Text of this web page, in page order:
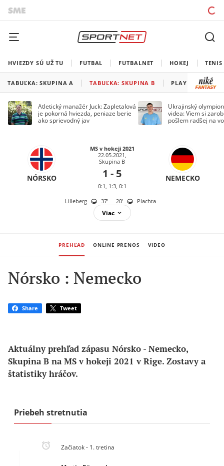
HVIEZDY SÚ UŽ TU FUTBAL FUTBALNET HOKEJ TENIS
TABUĽKA: SKUPINA A TABUĽKA: SKUPINA B PLAY OFF
Atletický manažér Juck: Zapletalová
je pokorná hviezda, peniaze berie
ako sprievodný jav
Ukrajinský
videa: Viem si
pošlem radšej na
NÓRSKO
MS v hokeji 2021
22.05.2021,
Skupina B
1 - 5
0:1, 1:3, 0:1
NEMECKO
Lilleberg 37' 20' Plachta
Viac
PREHĽAD ONLINE PRENOS VIDEO
Nórsko : Nemecko
Share Tweet
Aktuálny prehľad zápasu Nórsko - Nemecko,
Skupina B na MS v hokeji 2021 v Rige. Zostavy a
štatistiky hráčov.
Priebeh stretnutia
Začiatok - 1. tretina